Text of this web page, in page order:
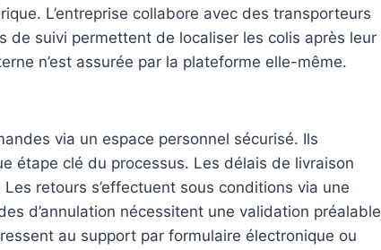
L’entreprise collabore avec des transporteurs
de suivi permettent de localiser les colis après leur
n’est assurée par la plateforme elle-même.
via un espace personnel sécurisé. Ils
étape clé du processus. Les délais de livraison
retours s’effectuent sous conditions via une
d’annulation nécessitent une validation préalable
au support par formulaire électronique ou